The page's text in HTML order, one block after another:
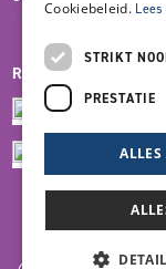
REVIEWMERK
Cookiebeleid.
STRIKT
PRESTATIE
ALLES